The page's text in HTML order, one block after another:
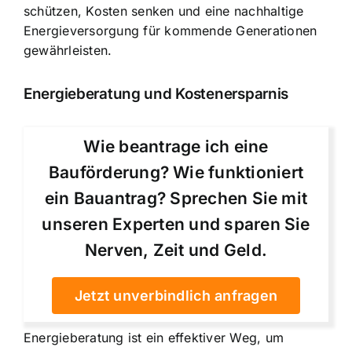
schützen, Kosten senken und eine nachhaltige
Energieversorgung für kommende Generationen
gewährleisten.
Energieberatung und Kostenersparnis
Wie beantrage ich eine
Bauförderung? Wie funktioniert
ein Bauantrag? Sprechen Sie mit
unseren Experten und sparen Sie
Nerven, Zeit und Geld.
Jetzt unverbindlich anfragen
Energieberatung ist ein effektiver Weg, um